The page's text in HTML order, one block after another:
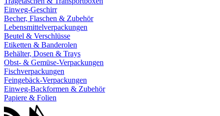
Einweg-Geschirr
Becher, Flaschen & Zubehör
Lebensmittelverpackungen
Beutel & Verschlüsse
Etiketten & Banderolen
Behälter, Dosen & Trays
Obst- & Gemüse-Verpackungen
Fischverpackungen
Feingebäck-Verpackungen
Einweg-Backformen & Zubehör
Papiere & Folien